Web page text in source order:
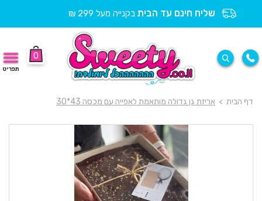
שליח חינם עד הבית בקנייה מעל 299 ₪
0
תפריט
דף הבית > אריזת גן גדולה מותאמת לאפייה עם מכסה 43*30